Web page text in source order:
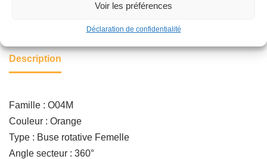
Voir les préférences
Déclaration de confidentialité
Description
Famille : O04M
Couleur : Orange
Type : Buse rotative Femelle
Angle secteur : 360°